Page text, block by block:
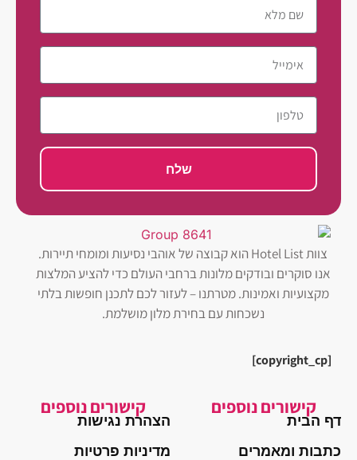
שלח
צוות Hotel List הוא קבוצה של אוהבי נסיעות ומומחי תיירות.
אנו סוקרים ובודקים מלונות ברחבי העולם כדי להציע המלצות
מקצועיות ואמינות. מטרתנו – לעזור לכם לתכנן חופשות בלתי
נשכחות עם בחירת מלון מושלמת.
[copyright_cp]
קישורים נוספים
דף הבית
כתבות ומאמרים
קישורים נוספים
הצהרת נגישות
מדיניות פרטיות